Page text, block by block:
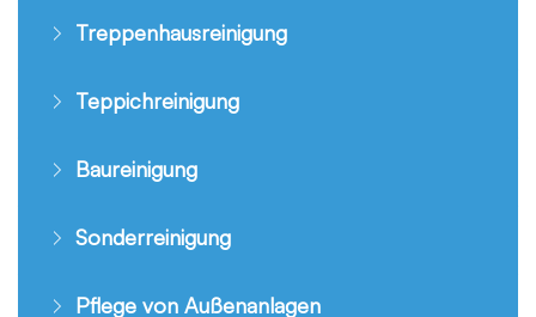
Treppenhausreinigung
Teppichreinigung
Baureinigung
Sonderreinigung
Pflege von Außenanlagen